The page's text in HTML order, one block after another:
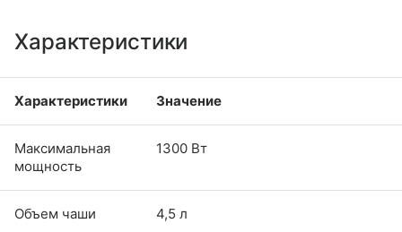
Характеристики
Характеристики Значение
Максимальная
мощность
1300 Вт
Объем чаши 4,5 л